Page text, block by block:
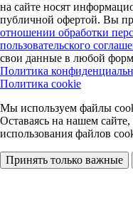
на сайте носят
публичной офертой. Вы
отношении обработки
пользовательского
свои данные в любой
Политика
Политика cookie
Мы используем файлы
Оставаясь на нашем
использования файлов
Принять только важные